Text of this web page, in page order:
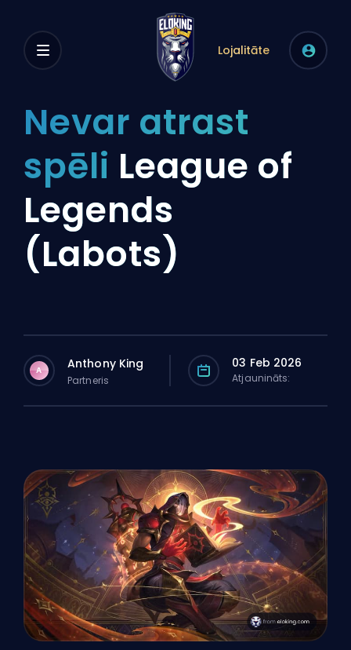
Lojalitāte
Nevar atrast
spēli League of
Legends
(Labots)
A Anthony King
Partneris
03 Feb 2026
Atjaunināts: